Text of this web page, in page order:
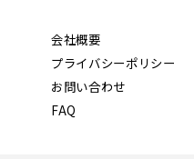
会社概要
プライバシーポリシー
お問い合わせ
FAQ